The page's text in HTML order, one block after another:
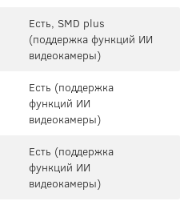
Есть, SMD plus
(поддержка функций ИИ
видеокамеры)
Есть (поддержка
функций ИИ
видеокамеры)
Есть (поддержка
функций ИИ
видеокамеры)